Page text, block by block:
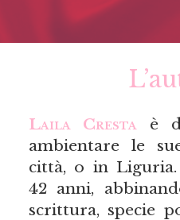
Laila Crestaè di
ambientare le
città, o in
42 anni,
scrittura, specie